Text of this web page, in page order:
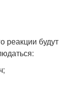
реакции будут